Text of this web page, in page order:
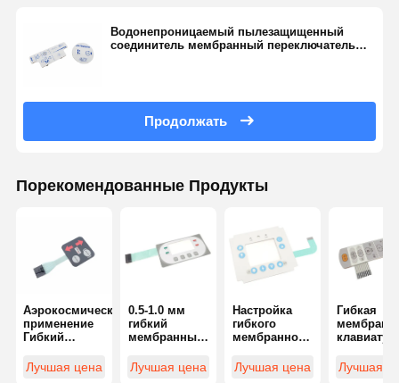
Водонепроницаемый пылезащищенный
соединитель мембранный переключатель
Продолжать
Порекомендованные Продукты
Аэрокосмическое
применение
Гибкий
переключатель
для точного
Лучшая цена
0.5-1.0 мм
гибкий
мембранный
для
промышленных
Лучшая цена
Настройка
гибкого
мембранного
без усилий
для
Лучшая цена
Гибкая
для
Лучшая